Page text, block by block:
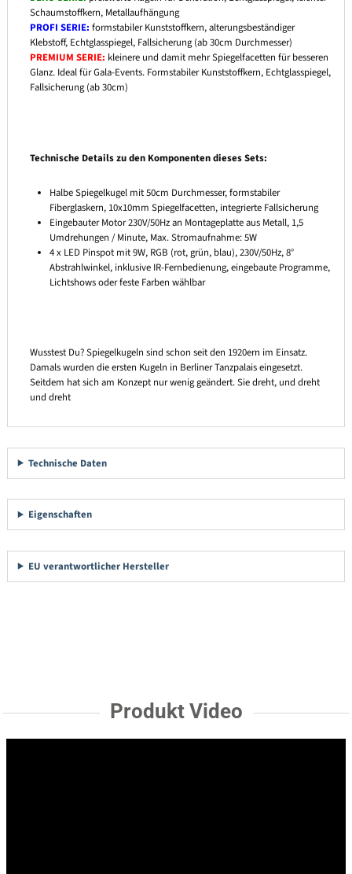
Schaumstoffkern, Metallaufhängung
PROFI SERIE: formstabiler Kunststoffkern, alterungsbeständiger
Klebstoff, Echtglasspiegel, Fallsicherung (ab 30cm Durchmesser)
PREMIUM SERIE: kleinere und damit mehr Spiegelfacetten für besseren
Glanz. Ideal für Gala-Events. Formstabiler Kunststoffkern, Echtglasspiegel,
Fallsicherung (ab 30cm)
Technische Details zu den Komponenten dieses Sets:
Halbe Spiegelkugel mit 50cm Durchmesser, formstabiler
Fiberglaskern, 10x10mm Spiegelfacetten, integrierte Fallsicherung
Eingebauter Motor 230V/50Hz an Montageplatte aus Metall, 1,5
Umdrehungen / Minute, Max. Stromaufnahme: 5W
4 x LED Pinspot mit 9W, RGB (rot, grün, blau), 230V/50Hz, 8°
Abstrahlwinkel, inklusive IR-Fernbedienung, eingebaute Programme,
Lichtshows oder feste Farben wählbar
Wusstest Du? Spiegelkugeln sind schon seit den 1920ern im Einsatz.
Damals wurden die ersten Kugeln in Berliner Tanzpalais eingesetzt.
Seitdem hat sich am Konzept nur wenig geändert. Sie dreht, und dreht
und dreht
Technische Daten
Eigenschaften
EU verantwortlicher Hersteller
Produkt Video